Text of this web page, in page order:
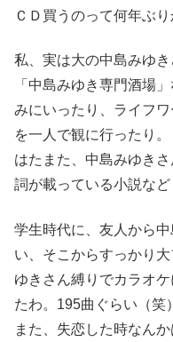
ＣＤ買うのって何年ぶり
私、実は大の中島みゆ
「中島みゆき専門酒場
みにいったり、ライフ
を一人で観に行ったり。
はたまた、中島みゆき
詞が載っている小説など
学生時代に、友人から
い、そこからすっかり
ゆきさん縛りでカラオ
たわ。195曲ぐらい（笑）
また、失恋した時なん